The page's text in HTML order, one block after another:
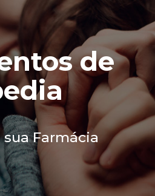
de
Farmácia